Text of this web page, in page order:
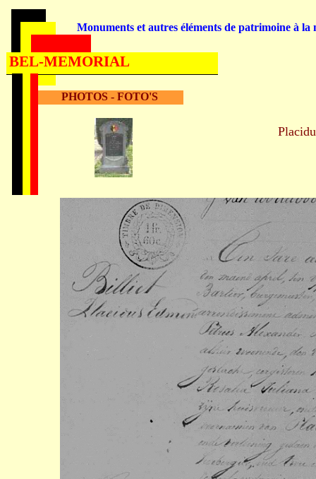
PHOTOS - FOTO'S
Monuments et autres éléments de patrimoine à la
BEL-MEMORIAL